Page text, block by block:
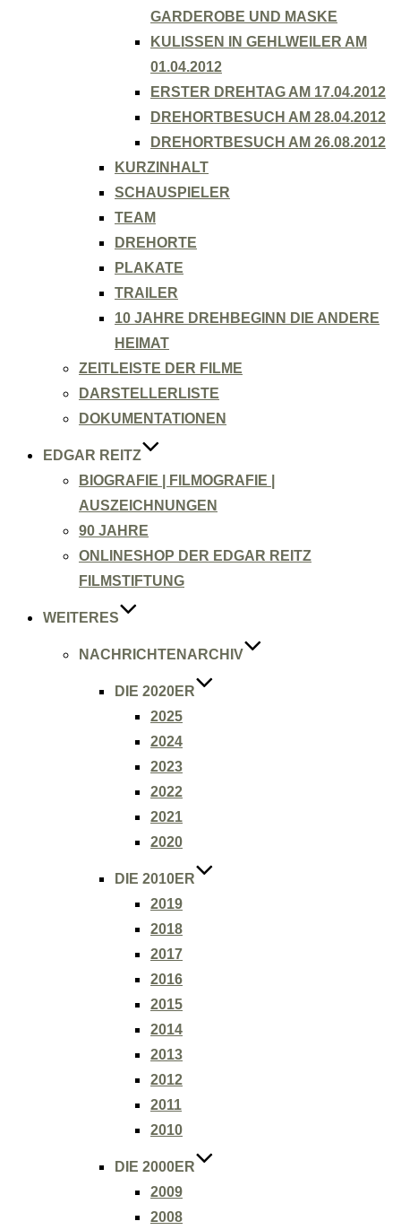
GARDEROBE UND MASKE
KULISSEN IN GEHLWEILER AM
01.04.2012
ERSTER DREHTAG AM 17.04.2012
DREHORTBESUCH AM 28.04.2012
DREHORTBESUCH AM 26.08.2012
KURZINHALT
SCHAUSPIELER
TEAM
DREHORTE
PLAKATE
TRAILER
10 JAHRE DREHBEGINN DIE ANDERE
HEIMAT
ZEITLEISTE DER FILME
DARSTELLERLISTE
DOKUMENTATIONEN
EDGAR REITZ
BIOGRAFIE | FILMOGRAFIE |
AUSZEICHNUNGEN
90 JAHRE
ONLINESHOP DER EDGAR REITZ
FILMSTIFTUNG
WEITERES
NACHRICHTENARCHIV
DIE 2020ER
2025
2024
2023
2022
2021
2020
DIE 2010ER
2019
2018
2017
2016
2015
2014
2013
2012
2011
2010
DIE 2000ER
2009
2008